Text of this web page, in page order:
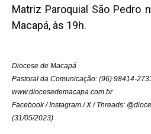
Matriz Paroquial São Pedro
Macapá, às 19h.
Diocese de Macapá
Pastoral da Comunicação: (96) 98414-
www.diocesedemacapa.com.br
Facebook / Instagram / X / Threads:
(31/05/2023)